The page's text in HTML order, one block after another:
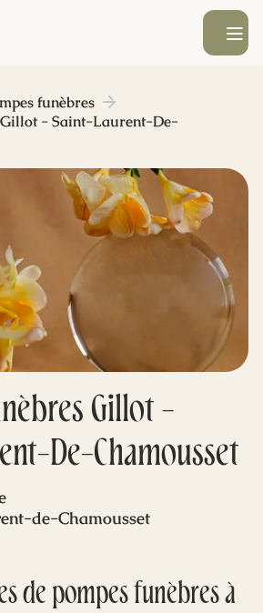
dernières volontés
Ouvrir le
Gillot -
De-Chamousset
funèbres
Gillot - Saint-Laurent-De-
de-Chamousset
de pompes funèbres à